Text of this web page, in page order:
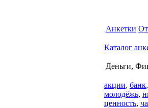
Анкетки
Каталог
Деньги,
акции, банк,
молодёжь,
ценность,